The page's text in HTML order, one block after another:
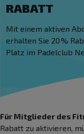
RABATT
Mit einem aktiven
erhalten Sie 20 %
Platz im Padelclub
Für Mitglieder des
Rabatt zu aktivieren,